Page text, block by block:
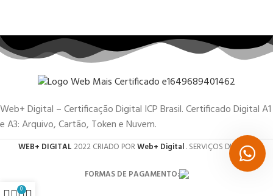
Web+ Digital – Certificação Digital ICP Brasil. Certificado Digital A1
e A3: Arquivo, Cartão, Token e Nuvem.
WEB+ DIGITAL 2022 CRIADO PORWeb+ Digital. SERVIÇOS DIGITAIS.
FORMAS DE PAGAMENTO:
0